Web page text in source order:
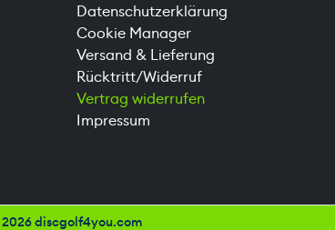
Datenschutzerklärung
Cookie Manager
Versand & Lieferung
Rücktritt/Widerruf
Vertrag widerrufen
Impressum
2026 discgolf4you.com